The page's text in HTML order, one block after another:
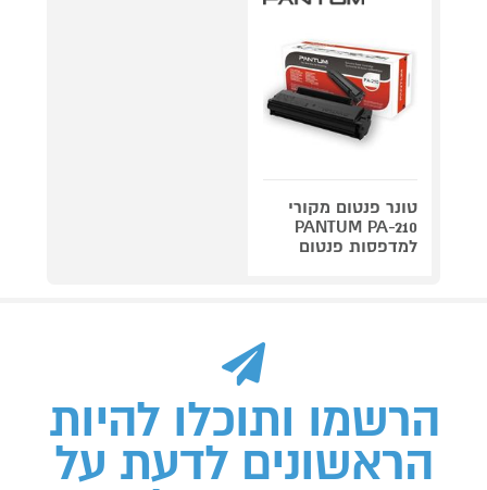
טונר פנטום מקורי
PANTUM PA-210
למדפסות פנטום
הרשמו ותוכלו להיות
הראשונים לדעת על